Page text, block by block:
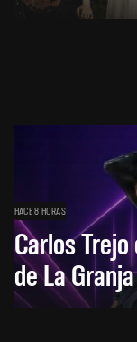
HACE 8 HORAS
Carlos
de La